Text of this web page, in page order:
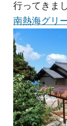
行ってきま
南熱海グリ